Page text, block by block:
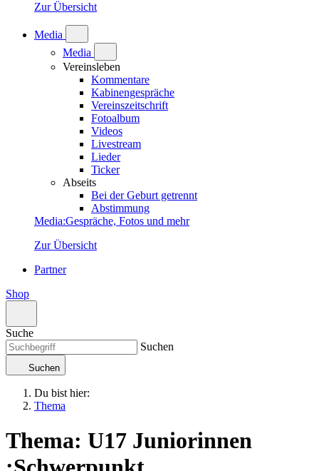
Zur Übersicht
Media
Media
Vereinsleben
Kommentare
Kabinengespräche
Vereinszeitschrift
Fotoalbum
Videos
Livestream
Lieder
Ticker
Abseits
Bei der Geburt getrennt
Abstimmung
Media:Gespräche, Fotos und mehr
Zur Übersicht
Partner
Shop
Suche
Suchen
Suchen
Du bist hier:
Thema
Thema: U17 Juniorinnen